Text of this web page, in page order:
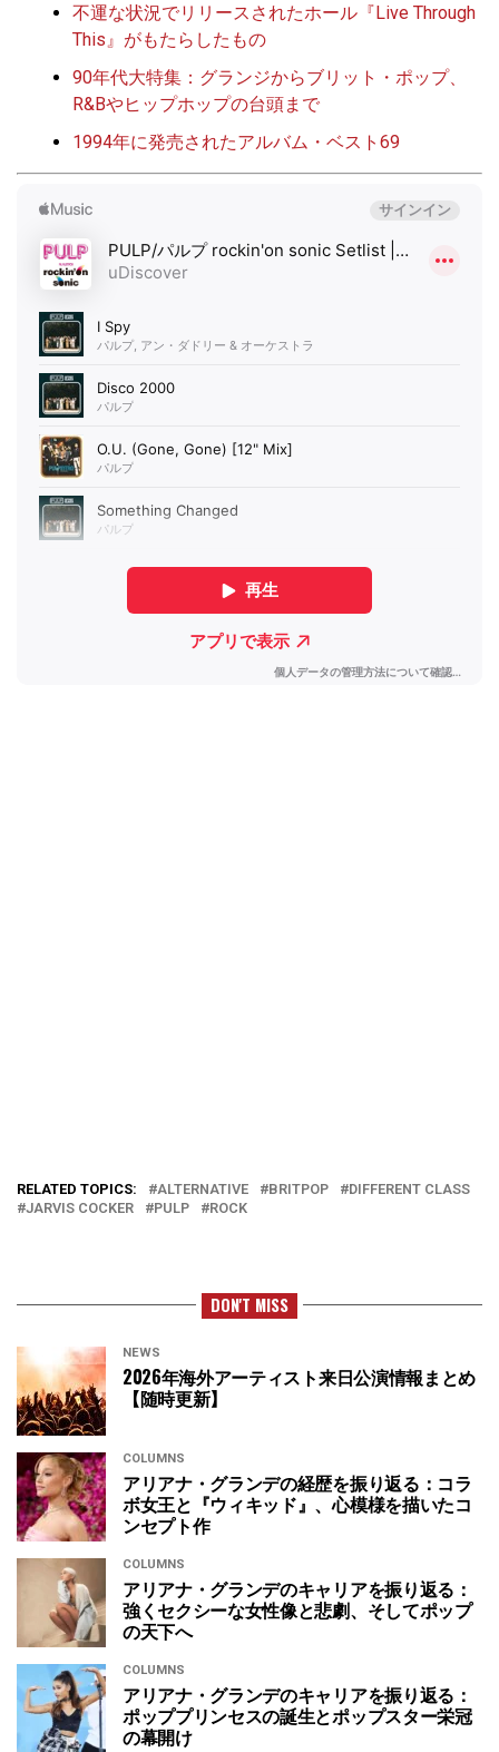
不運な状況でリリースされたホール『Live Through
This』がもたらしたもの
90年代大特集：グランジからブリット・ポップ、
R&Bやヒップホップの台頭まで
1994年に発売されたアルバム・ベスト69
RELATED TOPICS: ALTERNATIVE BRITPOP
DIFFERENT CLASS
JARVIS COCKER
PULP ROCK
DON'T MISS
NEWS
2026年海外アーティスト来日公演情報まとめ
【随時更新】
COLUMNS
アリアナ・グランデの経歴を振り返る：コラ
ボ女王と『ウィキッド』、心模様を描いたコ
ンセプト作
COLUMNS
アリアナ・グランデのキャリアを振り返る：
強くセクシーな女性像と悲劇、そしてポップ
の天下へ
COLUMNS
アリアナ・グランデのキャリアを振り返る：
ポッププリンセスの誕生とポップスター栄冠
の幕開け